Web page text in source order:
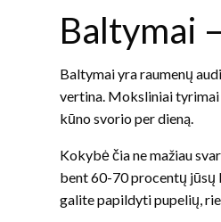
Baltymai
Baltymai yra raumenų
vertina. Moksliniai tyrimai
kūno svorio per dieną.
Kokybė čia ne mažiau
bent 60-70 procentų jūsų
galite papildyti pupelių,